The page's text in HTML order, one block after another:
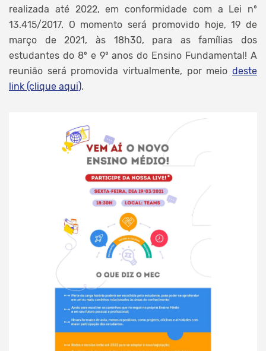
realizada até 2022, em conformidade com a Lei nº
13.415/2017. O momento será promovido hoje, 19 de
março de 2021, às 18h30, para as famílias dos
estudantes do 8º e 9º anos do Ensino Fundamental! A
reunião será promovida virtualmente, por meio deste
link (clique aqui).